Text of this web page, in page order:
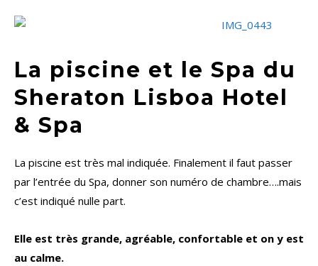
La piscine et le Spa du
Sheraton Lisboa Hotel
& Spa
La piscine est très mal indiquée. Finalement il faut passer
par l’entrée du Spa, donner son numéro de chambre….mais
c’est indiqué nulle part.
Elle est très grande, agréable, confortable et on y est
au calme.